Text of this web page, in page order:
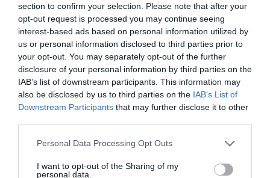
section to confirm your selection. Please note that after your
opt-out request is processed you may continue seeing
interest-based ads based on personal information utilized by
us or personal information disclosed to third parties prior to
your opt-out. You may separately opt-out of the further
disclosure of your personal information by third parties on the
IAB’s list of downstream participants. This information may
also be disclosed by us to third parties on the IAB’s List of
Downstream Participants that may further disclose it to other
Personal Data Processing Opt Outs
I want to opt-out of the Sharing of my
personal data.
Dentro del top-10, se cuela en la lista la nueva
estrella del FC Barcelona,Lamine Yamal. Con un
salario de 33 millones de dólares (28,4 millones de
euros) y un alrededor de 10 millones de dólares (8,6
millones de euros) en patrocinadores de la talla de
Adidas
American Eagle , el de Rocafonda es, a los 18
años, el futbolista más joven de la clasificación,
acumulando 43 millones de dólares (37 millones de
euros).
Es poco habitual encontrar un jugador tan joven en
el ranking de los mejor pagados. De hecho, cinco de los
10 mejores pagados
tienen más de 33 años
Ronaldo, Lionel Messi, Mohamed Salah, Sadio Mané y